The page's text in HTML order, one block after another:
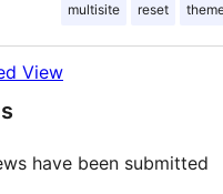
multisite reset
View
have been submitted